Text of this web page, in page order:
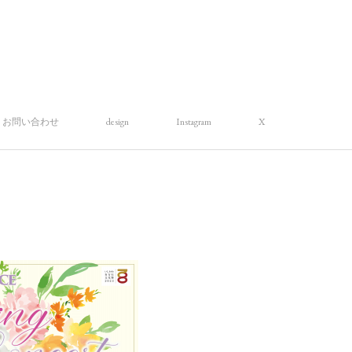
お問い合わせ design Instagram X